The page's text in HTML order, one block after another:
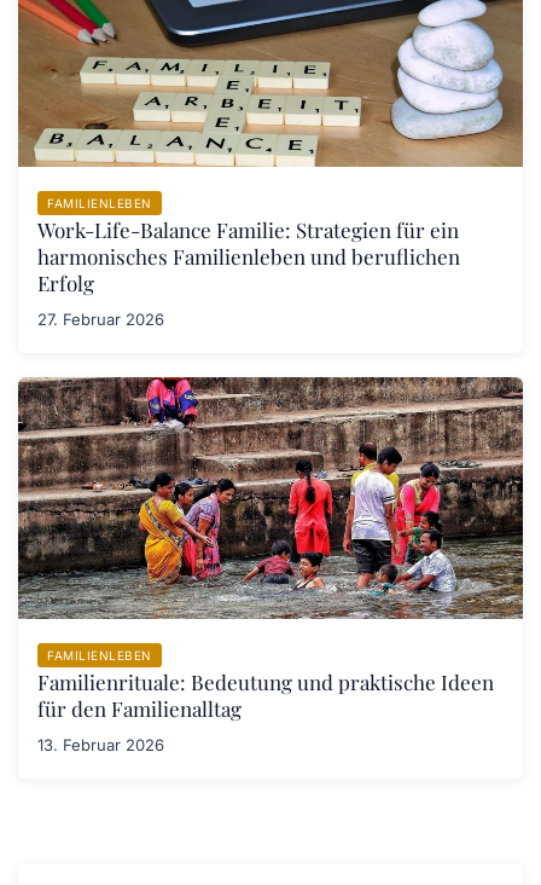
FAMILIENLEBEN
Work-Life-Balance Familie: Strategien für ein
harmonisches Familienleben und beruflichen
Erfolg
27. Februar 2026
FAMILIENLEBEN
Familienrituale: Bedeutung und praktische Ideen
für den Familienalltag
13. Februar 2026